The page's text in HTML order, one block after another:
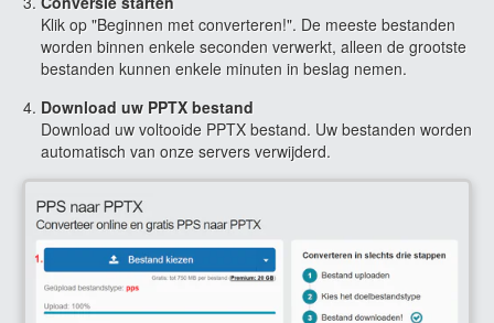
Klik op "Beginnen met converteren!". De meeste bestanden
worden binnen enkele seconden verwerkt, alleen de grootste
bestanden kunnen enkele minuten in beslag nemen.
Download uw PPTX bestand
Download uw voltooide PPTX bestand. Uw bestanden worden
automatisch van onze servers verwijderd.